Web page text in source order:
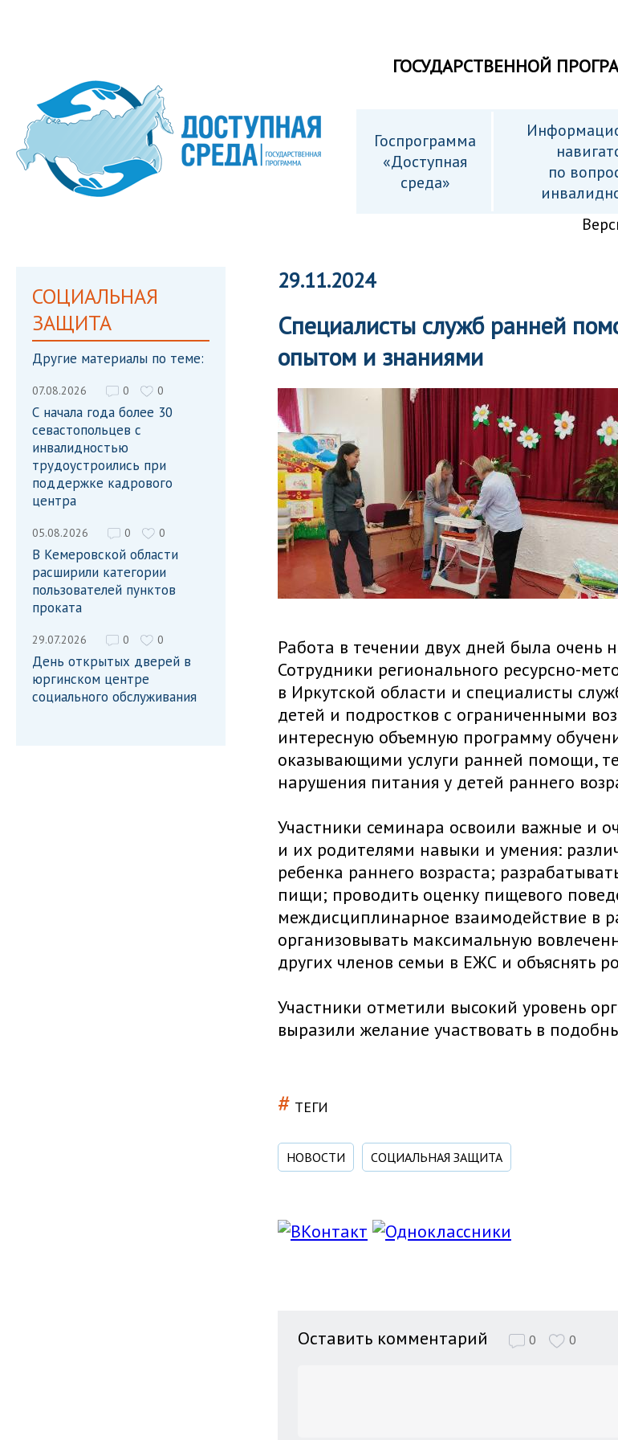
ГОСУДАРСТВЕННОЙ
Госпрограмма
«Доступная
среда»
по
СОЦИАЛЬНАЯ
ЗАЩИТА
Другие материалы по теме:
07.08.2026 0 0
С начала года более 30
севастопольцев с
инвалидностью
трудоустроились при
поддержке кадрового
центра
05.08.2026 0 0
В Кемеровской области
расширили категории
пользователей пунктов
проката
29.07.2026 0 0
День открытых дверей в
юргинском центре
социального обслуживания
29.11.2024
Специалисты служб ранней
опытом и знаниями
Работа в течении двух дней была
Сотрудники регионального ресурсно-
в Иркутской области и специалисты
детей и подростков с ограниченными
интересную объемную программу
оказывающими услуги ранней помощи,
нарушения питания у детей раннего
Участники семинара освоили важные и
и их родителями навыки и умения:
ребенка раннего возраста;
пищи; проводить оценку пищевого
междисциплинарное взаимодействие
организовывать максимальную
других членов семьи в ЕЖС и объяснять
Участники отметили высокий уровень
выразили желание участвовать в
# ТЕГИ
НОВОСТИ СОЦИАЛЬНАЯ ЗАЩИТА
Оставить комментарий 0 0